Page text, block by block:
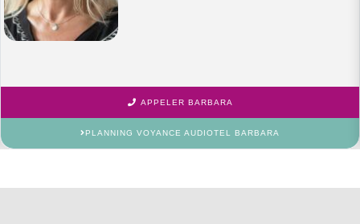
APPELER BARBARA
PLANNING VOYANCE AUDIOTEL BARBARA